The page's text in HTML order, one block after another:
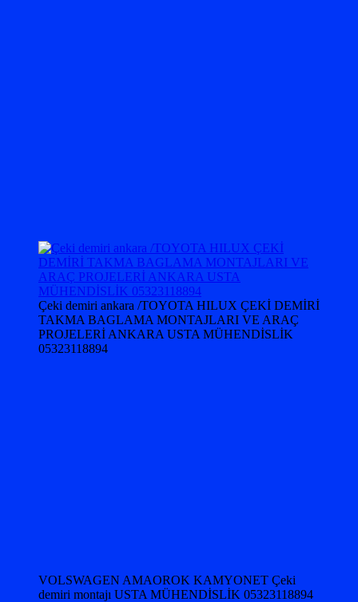
Çeki demiri ankara /TOYOTA HILUX ÇEKİ DEMİRİ
TAKMA BAGLAMA MONTAJLARI VE ARAÇ
PROJELERİ ANKARA USTA MÜHENDİSLİK
05323118894
VOLSWAGEN AMAOROK KAMYONET Çeki
demiri montajı USTA MÜHENDİSLİK 05323118894